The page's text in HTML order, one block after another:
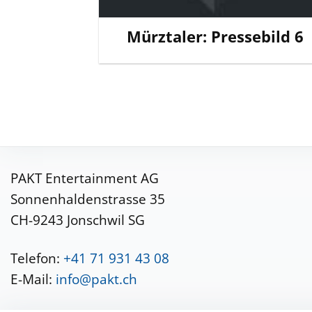
Mürztaler: Pressebild 6
PAKT Entertainment AG
Sonnenhaldenstrasse 35
CH-9243 Jonschwil SG
Telefon: +41 71 931 43 08
E-Mail: info@pakt.ch